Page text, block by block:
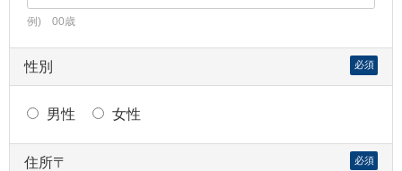
例) 00歳
性別 必須
男性 女性
住所〒 必須